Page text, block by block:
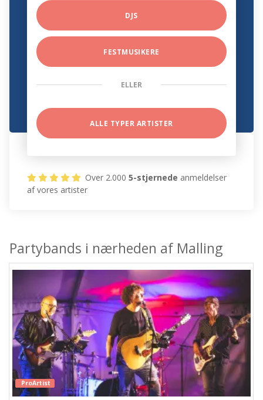
DJS
FESTMUSIKERE
ELLER
ALLE TYPER ARTISTER
Over 2.0005-stjernede anmeldelser
af vores artister
Partybands i nærheden af Malling
ProArtist